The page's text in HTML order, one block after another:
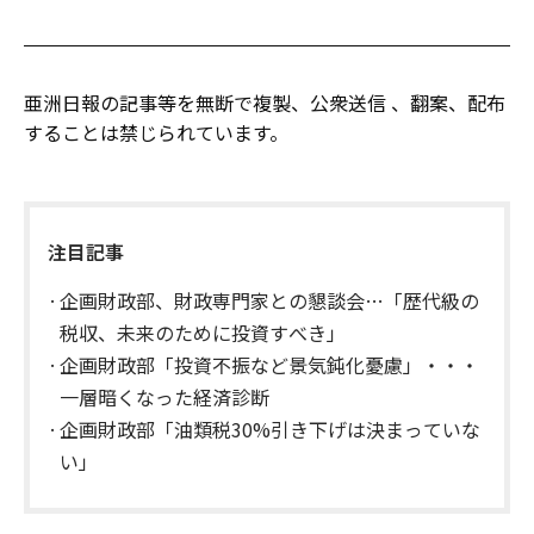
亜洲日報の記事等を無断で複製、公衆送信 、翻案、配布
することは禁じられています。
注目記事
企画財政部、財政専門家との懇談会…「歴代級の
税収、未来のために投資すべき」
企画財政部「投資不振など景気鈍化憂慮」・・・
一層暗くなった経済診断
企画財政部「油類税30%引き下げは決まっていな
い」